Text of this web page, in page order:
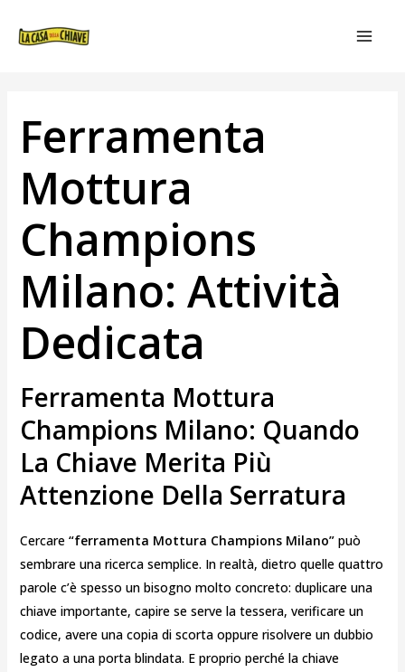
Ferramenta
Mottura
Champions
Milano: Attività
Dedicata
Ferramenta Mottura
Champions Milano: Quando
La Chiave Merita Più
Attenzione Della Serratura
Cercare “ferramenta Mottura Champions Milano”può
sembrare una ricerca semplice. In realtà, dietro quelle quattro
parole c’è spesso un bisogno molto concreto: duplicare una
chiave importante, capire se serve la tessera, verificare un
codice, avere una copia di scorta oppure risolvere un dubbio
legato a una porta blindata. E proprio perché la chiave
ARTICOLI